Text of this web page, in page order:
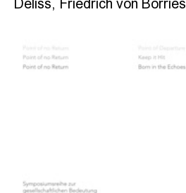
Deliss, Friedrich von Borries